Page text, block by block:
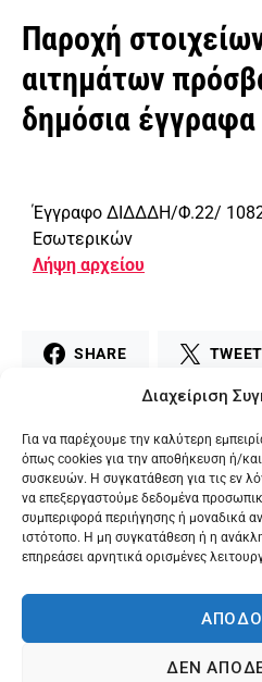
Διαχείριση
Για να παρέχουμε την καλύτερη
όπως cookies για την αποθήκευση ή/
συσκευών. Η συγκατάθεση για τις εν
να επεξεργαστούμε δεδομένα
συμπεριφορά περιήγησης ή μοναδικά
ιστότοπο. Η μη συγκατάθεση ή η
επηρεάσει αρνητικά ορισμένες
ΔΕΝ
Παροχή
αιτημάτων
δημόσια έγγραφα
Έγγραφο ΔΙΔΔΔΗ/Φ.22/
Εσωτερικών
Λήψη αρχείου
SHARE TWEET
PRINT